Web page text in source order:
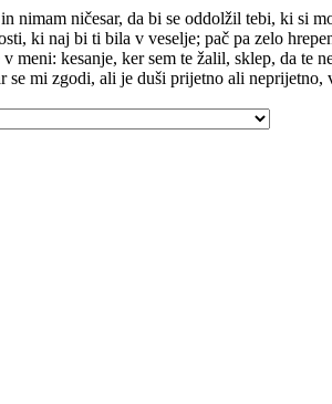
nimam ničesar, da bi se oddolžil tebi, ki si
ki naj bi ti bila v veselje; pač pa zelo
meni: kesanje, ker sem te žalil, sklep, da
se mi zgodi, ali je duši prijetno ali